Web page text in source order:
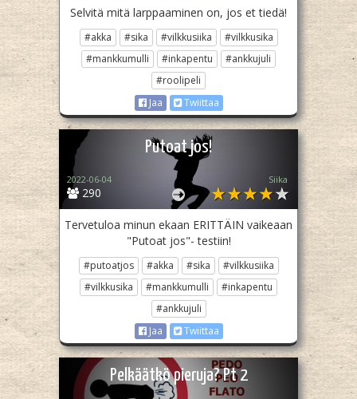
Selvitä mitä larppaaminen on, jos et tiedä!
#akka #sika #vilkkusiika
#vilkkusika
#mankkumulli
#inkapentu
#ankkujuli
#roolipeli
Jaa
Twiittaa
Putoat jos!
290
2022-06-04 Siika
Tervetuloa minun ekaan ERITTÄIN vaikeaan
"Putoat jos"- testiin!
#putoatjos #akka #sika
#vilkkusiika
#vilkkusika
#mankkumulli
#inkapentu
#ankkujuli
Jaa
Twiittaa
Pelkäätkö pieruja? Pt 2